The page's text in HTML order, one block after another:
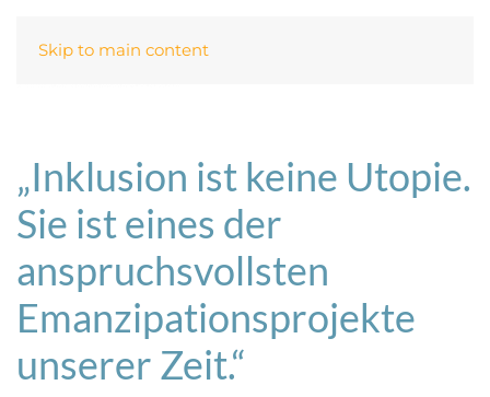
Skip to main content
„Inklusion ist keine Utopie.
Sie ist eines der
anspruchsvollsten
Emanzipationsprojekte
unserer Zeit.“